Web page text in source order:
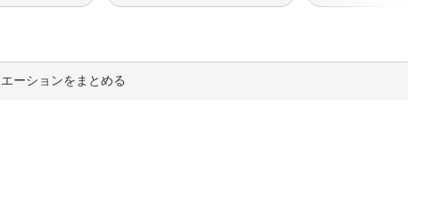
ーションをまとめる